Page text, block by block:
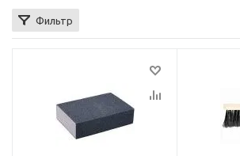
Фильтр